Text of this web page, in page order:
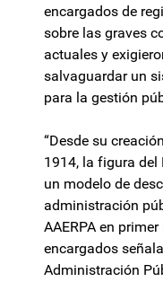
encargados de
sobre las graves
actuales y
salvaguardar un
para la gestión
“Desde su
1914, la figura del
un modelo de
administración
AAERPA en
encargados
Administración